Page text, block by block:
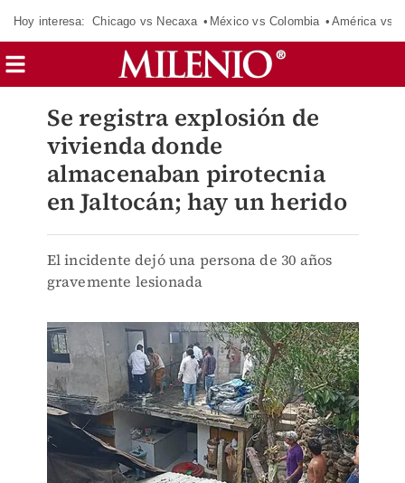
Hoy interesa: Chicago vs Necaxa México vs Colombia América vs
Se registra explosión de
vivienda donde
almacenaban pirotecnia
en Jaltocán; hay un herido
El incidente dejó una persona de 30 años
gravemente lesionada